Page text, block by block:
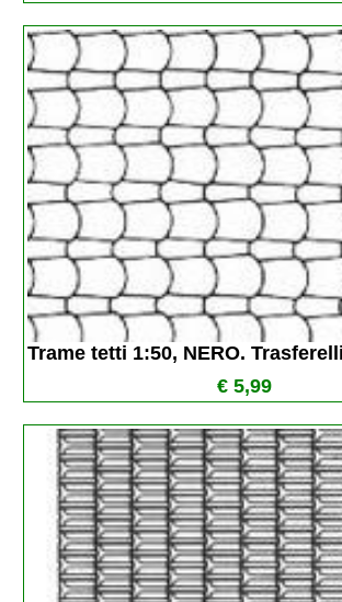
Trame tetti 1:50, NERO.
€ 5,99